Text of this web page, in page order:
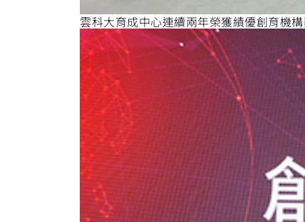
雲科大育成中心連續兩年榮獲績優創育機